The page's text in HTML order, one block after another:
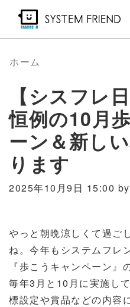
ン
コ
に
ホーム
【シスフレ
恒例の10月
ーン＆新し
ります
2025年10月9日 15:00 by
やっと朝晩涼しくて過ご
ね。今年もシステムフレ
『歩こうキャンペーン』
毎年3 月と 10 月に実施し
標設定や賞品などの内容